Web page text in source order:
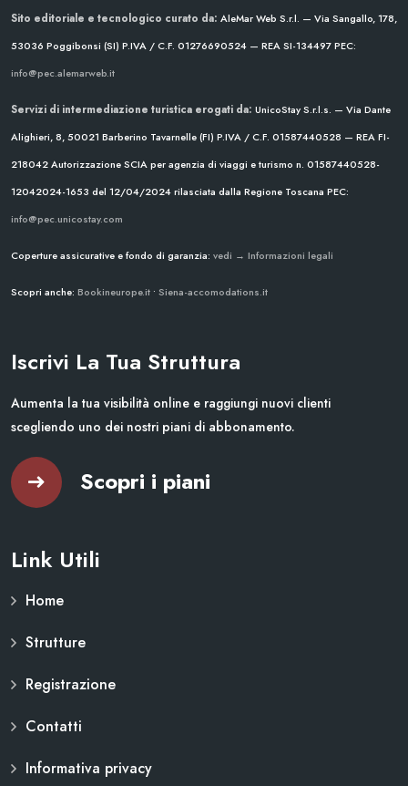
Sito editoriale e tecnologico curato da: AleMar Web S.r.l. — Via Sangallo, 178,
53036 Poggibonsi (SI) P.IVA / C.F. 01276690524 — REA SI-134497PEC:
info@pec.alemarweb.it
Servizi di intermediazione turistica erogati da: UnicoStay S.r.l.s. — Via Dante
Alighieri, 8, 50021 Barberino Tavarnelle (FI) P.IVA / C.F. 01587440528 — REA FI-
218042Autorizzazione SCIA per agenzia di viaggi e turismo n. 01587440528-
12042024-1653 del 12/04/2024rilasciata dalla Regione Toscana PEC:
info@pec.unicostay.com
Coperture assicurative e fondo di garanzia: vedi → Informazioni legali
Scopri anche: Bookineurope.it • Siena-accomodations.it
Iscrivi La Tua Struttura
Aumenta la tua visibilità online e raggiungi nuovi clienti
scegliendo uno dei nostri piani di abbonamento.
Scopri i piani
Link Utili
Home
Strutture
Registrazione
Contatti
Informativa privacy